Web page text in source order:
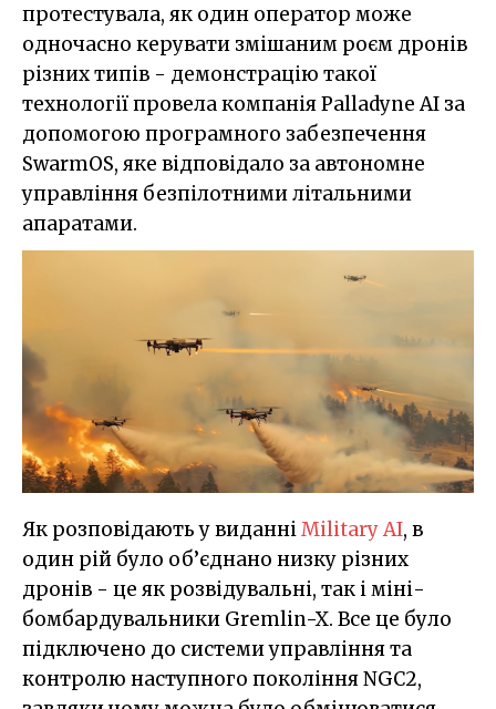
протестувала, як один оператор може
одночасно керувати змішаним роєм дронів
різних типів - демонстрацію такої
технології провела компанія Palladyne AI за
допомогою програмного забезпечення
SwarmOS, яке відповідало за автономне
управління безпілотними літальними
апаратами.
Як розповідають у виданніMilitary AI, в
один рій було об’єднано низку різних
дронів - це як розвідувальні, так і міні-
бомбардувальники Gremlin-X. Все це було
підключено до системи управління та
контролю наступного покоління NGC2,